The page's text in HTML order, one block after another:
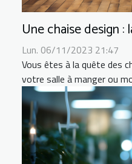
Une chaise design :
Lun. 06/11/2023 21:47
Vous êtes à la quête des
votre salle à manger ou